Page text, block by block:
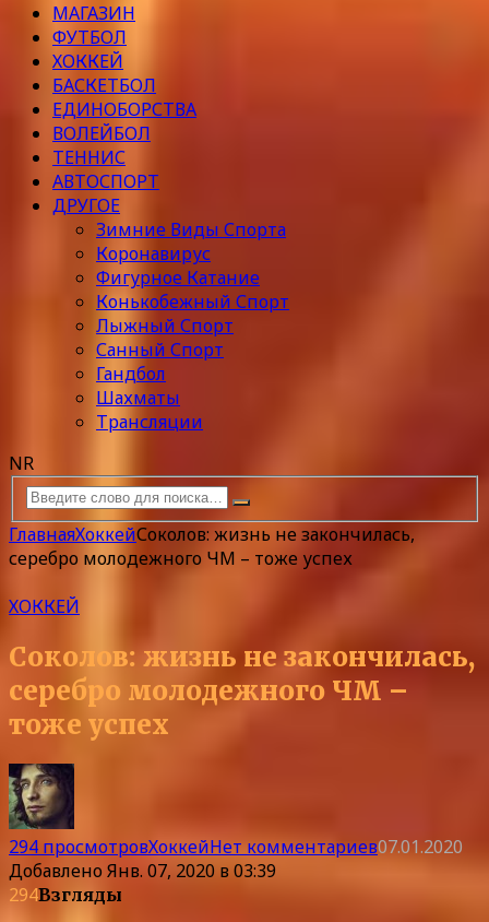
МАГАЗИН
ФУТБОЛ
ХОККЕЙ
БАСКЕТБОЛ
ЕДИНОБОРСТВА
ВОЛЕЙБОЛ
ТЕННИС
АВТОСПОРТ
ДРУГОЕ
Зимние Виды Спорта
Коронавирус
Фигурное Катание
Конькобежный Спорт
Лыжный Спорт
Санный Спорт
Гандбол
Шахматы
Трансляции
NR
ГлавнаяХоккейСоколов: жизнь не закончилась,
серебро молодежного ЧМ – тоже успех
ХОККЕЙ
Соколов: жизнь не закончилась,
серебро молодежного ЧМ –
тоже успех
294 просмотровХоккейНет комментариев07.01.2020
ДобавленоЯнв. 07, 2020 в 03:39
294Взгляды